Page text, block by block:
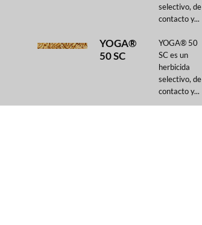
selectivo, de
contacto y...
YOGA®
50 SC
YOGA® 50
SC es un
herbicida
selectivo, de
contacto y...